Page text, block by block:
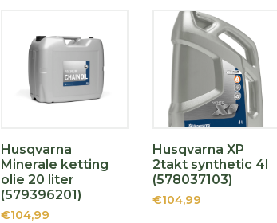
Husqvarna
Minerale ketting
olie 20 liter
(579396201)
€104,99
Husqvarna XP
2takt synthetic 4l
(578037103)
€104,99